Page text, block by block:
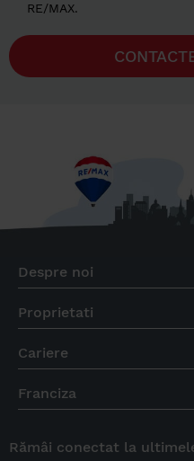
RE/MAX.
Despre noi
Proprietati
Cariere
Franciza
Rămâi conectat la